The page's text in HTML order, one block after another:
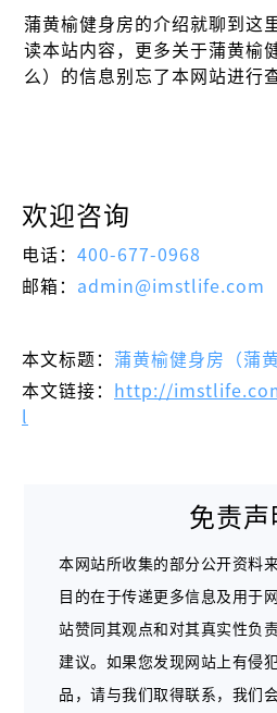
蒲黄榆健身房的介绍就聊到这
读本站内容，更多关于蒲黄榆
么）的信息别忘了本网站进行
欢迎咨询
电话： 400-677-0968
邮箱： admin@imstlife.com
本文标题： 蒲黄榆健身房（蒲
本文链接：
http://
免责声
本网站所收集的部分公开资料
目的在于传递更多信息及用于
站赞同其观点和对其真实性负
建议。如果您发现网站上有侵
品，请与我们取得联系，我们